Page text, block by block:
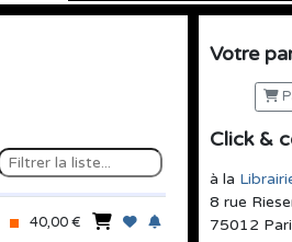
Votre
Click &
à la
8 rue
75012
40,00 €